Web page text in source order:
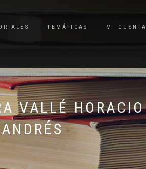
TEMÁTICAS MI CUENTA
VALLÉ HORACIO
ANDRÉS